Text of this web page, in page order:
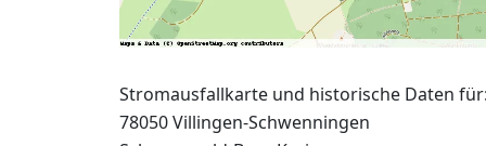
Stromausfallkarte und historische Daten
78050 Villingen-Schwenningen